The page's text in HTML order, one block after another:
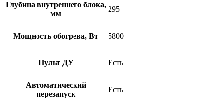
Глубина внутреннего блока,
мм
295
Мощность обогрева, Вт 5800
Пульт ДУ Есть
Автоматический
перезапуск
Есть